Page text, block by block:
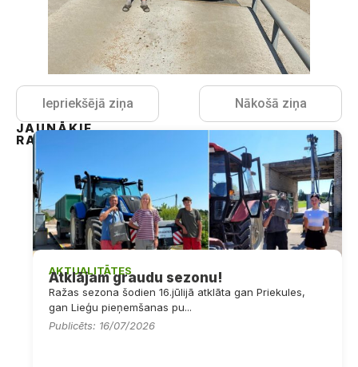
Nākošā ziņa
Iepriekšējā ziņa
JAUNĀKIE
RAKSTI
AKTUALITĀTES
Atklājam graudu sezonu!
Ražas sezona šodien 16.jūlijā atklāta gan Priekules,
gan Lieģu pieņemšanas pu...
Publicēts: 16/07/2026